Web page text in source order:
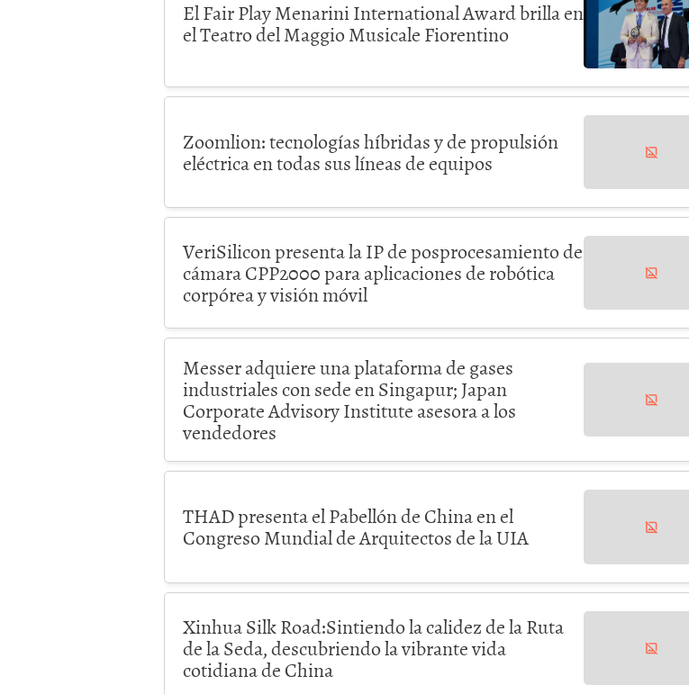
El Fair Play Menarini International Award brilla en
el Teatro del Maggio Musicale Fiorentino
Zoomlion: tecnologías híbridas y de propulsión
eléctrica en todas sus líneas de equipos
VeriSilicon presenta la IP de posprocesamiento de
cámara CPP2000 para aplicaciones de robótica
corpórea y visión móvil
Messer adquiere una plataforma de gases
industriales con sede en Singapur; Japan
Corporate Advisory Institute asesora a los
vendedores
THAD presenta el Pabellón de China en el
Congreso Mundial de Arquitectos de la UIA
Xinhua Silk Road:Sintiendo la calidez de la Ruta
de la Seda, descubriendo la vibrante vida
cotidiana de China